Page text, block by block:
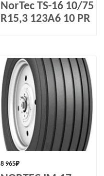
NorTec TS-16 10/75
R15,3 123A6 10 PR
8 965₽